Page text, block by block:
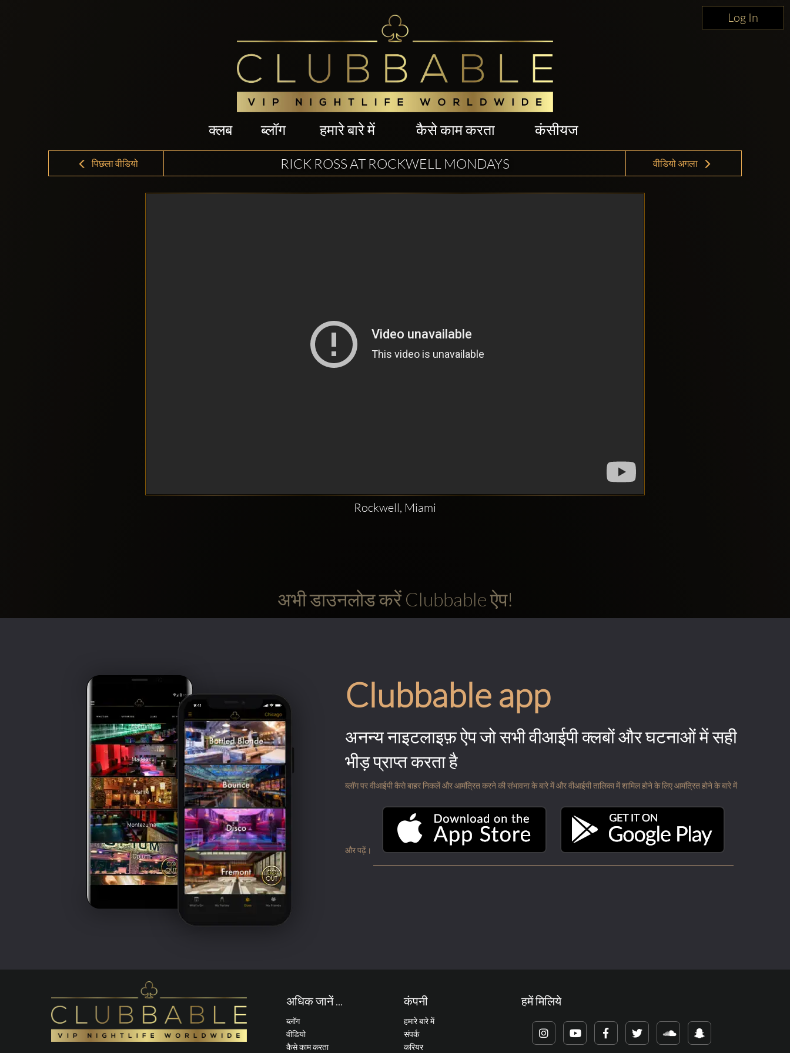
Log In
क्लब ब्लॉग हमारे बारे में कैसे काम करता कंसीयज
पिछला वीडियो RICK ROSS AT ROCKWELL MONDAYS वीडियो अगला
Rockwell, Miami
अभी डाउनलोड करें Clubbable ऐप!
Clubbable app
अनन्य नाइटलाइफ़ ऐप जो सभी वीआईपी क्लबों और घटनाओं में सही
भीड़ प्राप्त करता है
ब्लॉग पर वीआईपी कैसे बाहर निकलें और आमंत्रित करने की संभावना के बारे में और वीआईपी तालिका में शामिल होने के लिए आमंत्रित होने के बारे में
और पढ़ें।
अधिक जानें ...
ब्लॉग
वीडियो
कैसे काम करता
कंपनी
हमारे बारे में
संपर्क
करियर
हमें मिलिये